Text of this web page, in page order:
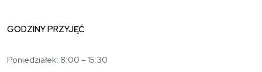
GODZINY PRZYJĘĆ
Poniedziałek: 8:00 – 15:30